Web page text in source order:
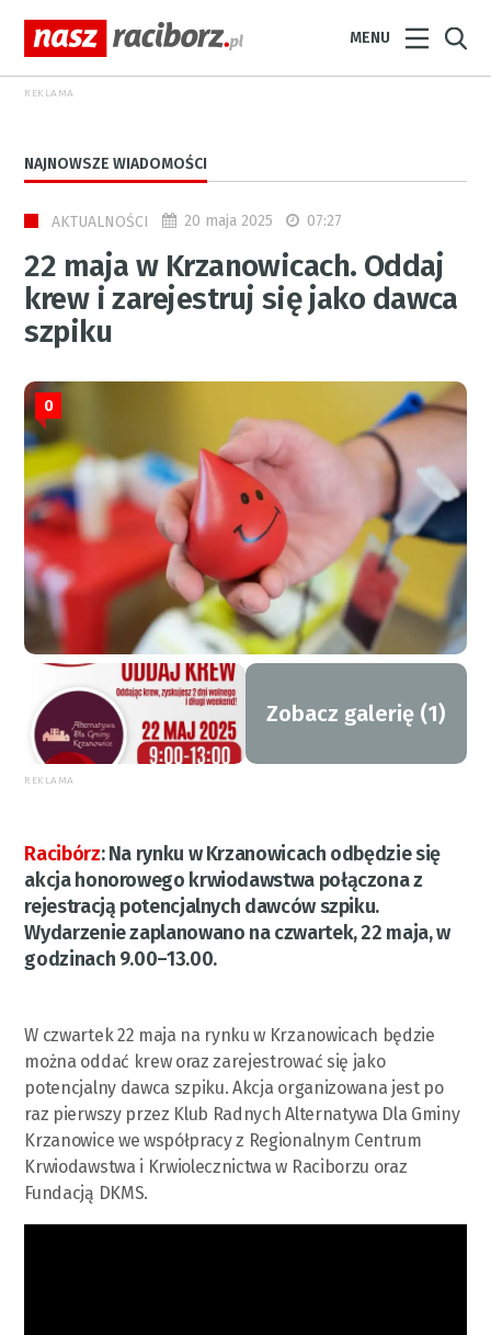
MENU
REKLAMA
NAJNOWSZE WIADOMOŚCI
AKTUALNOŚCI 20 maja 2025 07:27
22 maja w Krzanowicach. Oddaj
krew i zarejestruj się jako dawca
szpiku
0
Zobacz galerię (1)
REKLAMA
Racibórz:Na rynku w Krzanowicach odbędzie się
akcja honorowego krwiodawstwa połączona z
rejestracją potencjalnych dawców szpiku.
Wydarzenie zaplanowano na czwartek, 22 maja, w
godzinach 9.00–13.00.
W czwartek 22 maja na rynku w Krzanowicach będzie
można oddać krew oraz zarejestrować się jako
potencjalny dawca szpiku. Akcja organizowana jest po
raz pierwszy przez Klub Radnych Alternatywa Dla Gminy
Krzanowice we współpracy z Regionalnym Centrum
Krwiodawstwa i Krwiolecznictwa w Raciborzu oraz
Fundacją DKMS.